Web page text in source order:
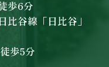
歩6分
比谷線「日比谷」
歩5分